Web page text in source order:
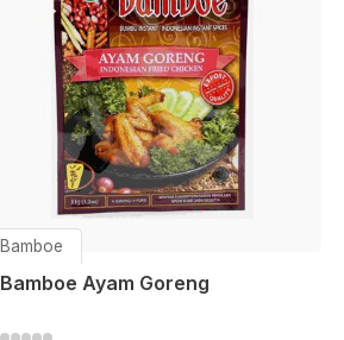
Bamboe
Bamboe Ayam Goreng